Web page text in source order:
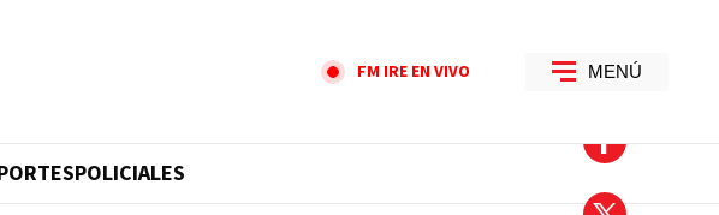
FM IRE EN VIVO MENÚ
POLICIALES